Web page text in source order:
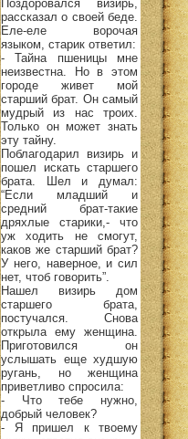
Поздоровался визирь,
рассказал о своей беде.
Еле-еле ворочая
языком, старик ответил:
- Тайна пшеницы мне
неизвестна. Но в этом
городе живет мой
старший брат. Он самый
мудрый из нас троих.
Только он может знать
эту тайну.
Поблагодарил визирь и
пошел искать старшего
брата. Шел и думал:
“Если младший и
средний брат-такие
дряхлые старики,- что
уж ходить не смогут,
каков же старший брат?
У него, наверное, и сил
нет, чтоб говорить”.
Нашел визирь дом
старшего брата,
постучался. Снова
открыла ему женщина.
Приготовился он
услышать еще худшую
ругань, но женщина
приветливо спросила:
- Что тебе нужно,
добрый человек?
- Я пришел к твоему